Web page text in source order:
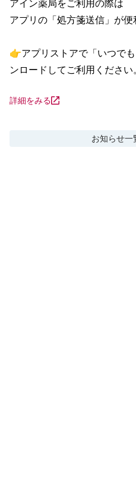
アイン薬局をご利用の際は
アプリの「処方箋送信」が便
👉アプリストアで「いつで
ンロードしてご利用ください。
詳細をみる
お知らせ一